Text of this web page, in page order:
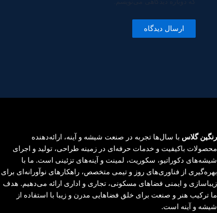
رنگین گلاس با سال‌ها تجربه در صنعت شیشه و آینه، ارائه‌دهنده
محصولات باکیفیت و خدمات حرفه‌ای در زمینه طراحی، تولید و اجرای
شیشه‌های دکوراتیو، سکوریت، لمینت و آینه‌های تزئینی است. ما با
بهره‌گیری از فناوری‌های روز و تیمی متخصص، راهکارهای نوآورانه‌ای برای
زیباسازی و ایمنی فضاهای مسکونی، تجاری و اداری ارائه می‌دهیم. هدف
ما ترکیب هنر و صنعت برای خلق فضاهایی مدرن و زیبا با استفاده از
شیشه و آینه است.